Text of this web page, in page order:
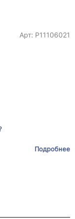
Арт: Р11106021
Подробнее